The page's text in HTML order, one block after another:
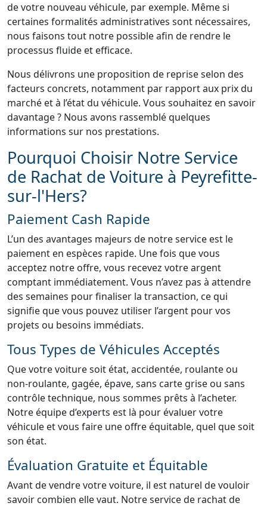
de votre nouveau véhicule, par exemple. Même si
certaines formalités administratives sont nécessaires,
nous faisons tout notre possible afin de rendre le
processus fluide et efficace.
Nous délivrons une proposition de reprise selon des
facteurs concrets, notamment par rapport aux prix du
marché et à l’état du véhicule. Vous souhaitez en savoir
davantage ? Nous avons rassemblé quelques
informations sur nos prestations.
Pourquoi Choisir Notre Service
de Rachat de Voiture à Peyrefitte-
sur-l'Hers?
Paiement Cash Rapide
L’un des avantages majeurs de notre service est le
paiement en espèces rapide. Une fois que vous
acceptez notre offre, vous recevez votre argent
comptant immédiatement. Vous n’avez pas à attendre
des semaines pour finaliser la transaction, ce qui
signifie que vous pouvez utiliser l’argent pour vos
projets ou besoins immédiats.
Tous Types de Véhicules Acceptés
Que votre voiture soit état, accidentée, roulante ou
non-roulante, gagée, épave, sans carte grise ou sans
contrôle technique, nous sommes prêts à l’acheter.
Notre équipe d’experts est là pour évaluer votre
véhicule et vous faire une offre équitable, quel que soit
son état.
Évaluation Gratuite et Équitable
Avant de vendre votre voiture, il est naturel de vouloir
savoir combien elle vaut. Notre service de rachat de